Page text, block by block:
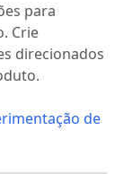
para
Crie
direcionados
de